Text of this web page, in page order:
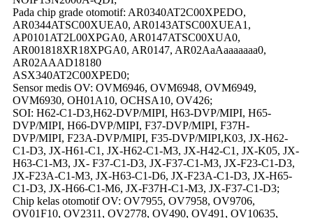
Pada chip grade otomotif: AR0340AT2C00XPEDO,
AR0344ATSC00XUEA0, AR0143ATSC00XUEA1,
AP0101AT2L00XPGA0, AR0147ATSC00XUA0,
AR001818XR18XPGA0, AR0147, AR02AaAaaaaaaa0,
AR02AAAD18180
ASX340AT2C00XPED0;
Sensor medis OV: OVM6946, OVM6948, OVM6949,
OVM6930, OH01A10, OCHSA10, OV426;
SOI: H62-C1-D3,H62-DVP/MIPI, H63-DVP/MIPI, H65-
DVP/MIPI, H66-DVP/MIPI, F37-DVP/MIPI, F37H-
DVP/MIPI, F23A-DVP/MIPI, F35-DVP/MIPI,K03, JX-H62-
C1-D3, JX-H61-C1, JX-H62-C1-M3, JX-H42-C1, JX-K05, JX-
H63-C1-M3, JX- F37-C1-D3, JX-F37-C1-M3, JX-F23-C1-D3,
JX-F23A-C1-M3, JX-H63-C1-D6, JX-F23A-C1-D3, JX-H65-
C1-D3, JX-H66-C1-M6, JX-F37H-C1-M3, JX-F37-C1-D3;
Chip kelas otomotif OV: OV7955, OV7958, OV9706,
OV01F10, OV2311, OV2778, OV490, OV491, OV10635,